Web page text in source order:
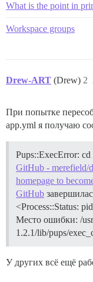
What is the point in
Workspace groups
Drew-ART (Drew) 2
При попытке
app.yml я получаю
Pups::ExecError:
GitHub - merefield/
homepage to
GitHub
<Process::Status:
Место ошибки: /
1.2.1/lib/pups/
У других всё ещё